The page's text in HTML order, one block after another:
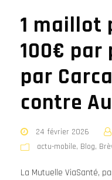
1 maillot
100€
par
contre
24 février 2026
actu-mobile, Blog,
La Mutuelle ViaSanté,